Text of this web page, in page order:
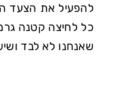
להפעיל את הצעד
כל לחיצה קטנה
שאנחנו לא לבד